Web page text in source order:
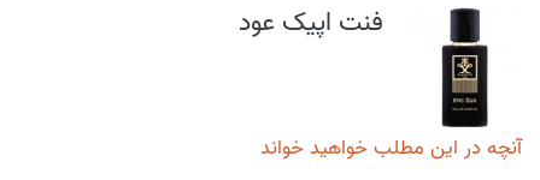
فنت اپیک عود
آنچه در این مطلب خواهید خواند